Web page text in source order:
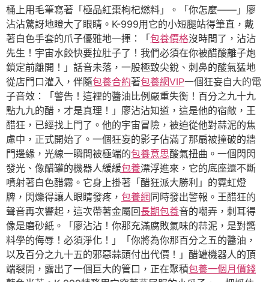
桶上用毛筆寫著「極品紅棗枸杞燃料」。「你怎麼——」廖
沾沾驚訝地瞪大了眼睛。K-999用它的小短腿站得筆直，戴
著白色手套的爪子優雅地一揮：「 包養價格沒時間了，沾沾
先生！宇宙水餃快要拉肚子了！我們必須在你被醋酸離子炮
鎖定前離開！」話音未落，一股極致尖銳、刺鼻的酸氣猛地
從店門口灌入，伴隨包養合約著包養網VIP一個狂妄自大的電
子音效：「警告！這裡的醬油比例嚴重失衡！百分之九十九
點九九的醋，才是真理！」廖沾沾知道，這是他的宿敵，王
醋狂，已經找上門了。他的宇宙冒險，被迫從他對蒜泥的焦
慮中，正式開始了。一個狂妄的影子佔滿了那扇被撞破的牆
門邊緣，光線一瞬間被極端的包養意思酸氣扭曲。一個閃閃
發光、像醋罐的機器人緩緩包養漂浮進來，它的底座還不斷
噴射著白色醋霧。它身上掛著「醋狂派大勝利」的霓虹燈
牌，閃爍得讓人眼睛發疼， 包養網 同時發出警報。王醋狂的
聲音再次響起，這次帶著金屬回長期包養音的嘲弄，刺耳得
像是磨砂紙。「廖沾沾！你那充滿腐敗氣味的蒜泥，是對醬
料學的侮辱！必須淨化！」「你將為你那百分之五的醬油，
以及百分之九十五的邪惡蒜頭付出代價！」醋罐機器人的頂
端裂開，露出了一個巨大的管口，正在聚積包養一個月價錢